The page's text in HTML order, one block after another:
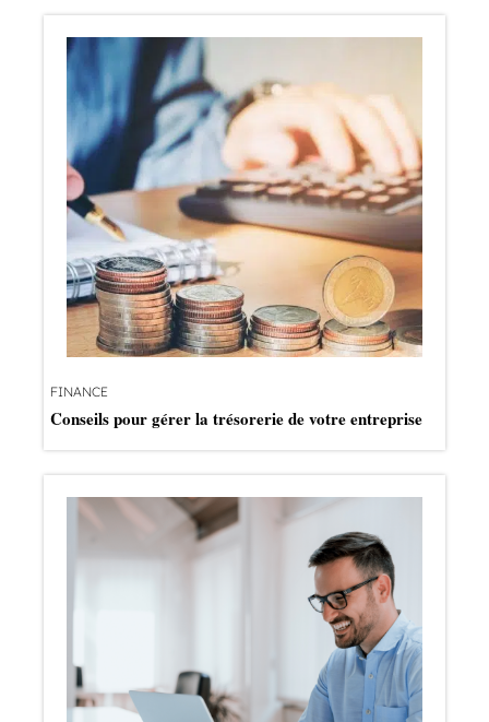
FINANCE
Conseils pour gérer la trésorerie de votre entreprise